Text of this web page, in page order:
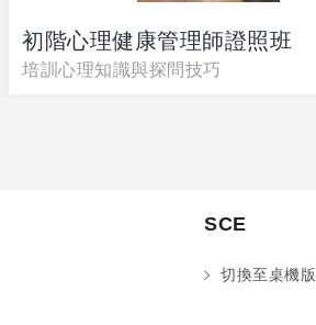
初階心理健康管理師證照班
培訓心理知識與探問技巧
SCE
切換至桌機版